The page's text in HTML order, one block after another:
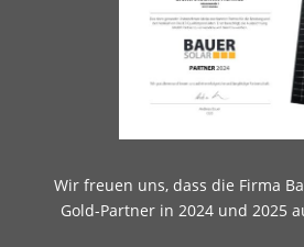
Wir freuen uns, dass die Firma
Gold-Partner in 2024 und 2025